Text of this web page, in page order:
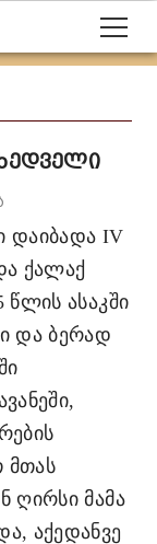
დაიბადა IV
ქალაქ
წლის ასაკში
და ბერად
მთას
ღირსი მამა
აქედანვე